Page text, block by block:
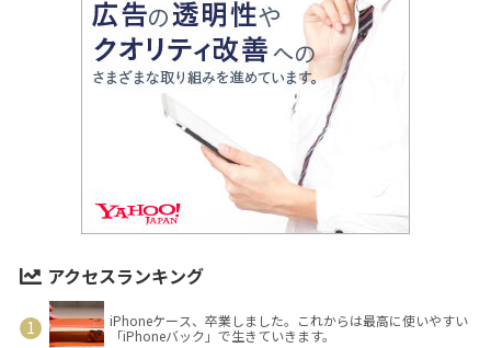
アクセスランキング
iPhoneケース、卒業しました。これからは最高に使いやすい
「iPhoneバック」で生きていきます。